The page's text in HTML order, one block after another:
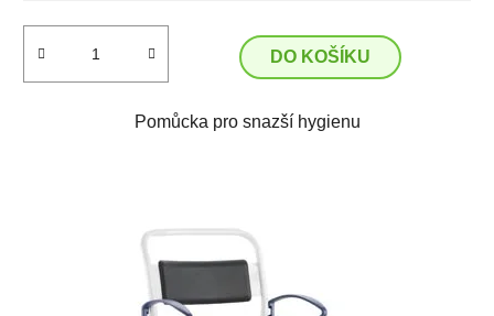
DO KOŠÍKU
Pomůcka pro snazší hygienu